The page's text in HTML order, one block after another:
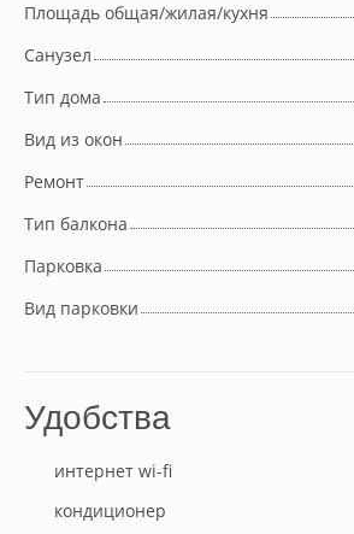
Площадь общая/жилая/кухня
Cанузел
Тип дома
Вид из окон
Ремонт
Тип балкона
Парковка
Вид парковки
Удобства
интернет wi-fi
кондиционер